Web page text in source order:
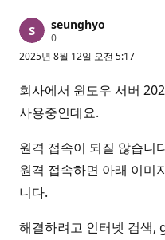
seunghyo
0평
포
트
2025년 8월 12일 오전 5:17
회사에서 윈도우 서버
사용중인데요.
원격 접속이 되질 않습니
원격 접속하면 아래 이미
니다.
해결하려고 인터넷 검색,